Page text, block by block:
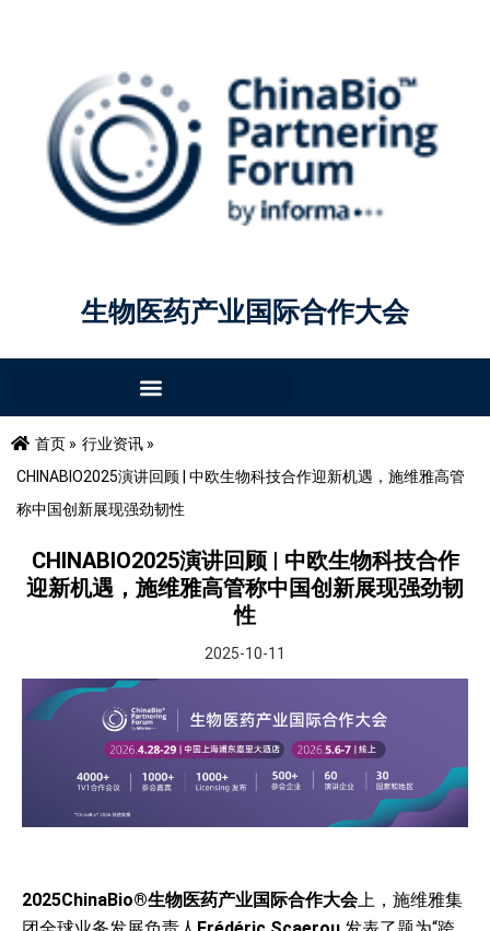
生物医药产业国际合作大会
首页 » 行业资讯 »
CHINABIO2025演讲回顾 | 中欧生物科技合作迎新机遇，施维雅高管
称中国创新展现强劲韧性
CHINABIO2025演讲回顾 | 中欧生物科技合作
迎新机遇，施维雅高管称中国创新展现强劲韧
性
2025-10-11
2025ChinaBio®生物医药产业国际合作大会上，施维雅集